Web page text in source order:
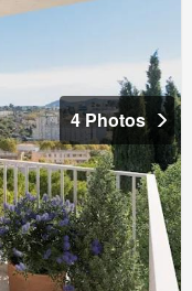
4 Photos